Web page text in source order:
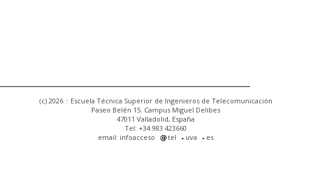
(c) 2026 :: Escuela Técnica Superior de Ingenieros de Telecomunicación
Paseo Belén 15. Campus Miguel Delibes
47011 Valladolid, España
Tel: +34 983 423660
email: infoacceso
tel uva es